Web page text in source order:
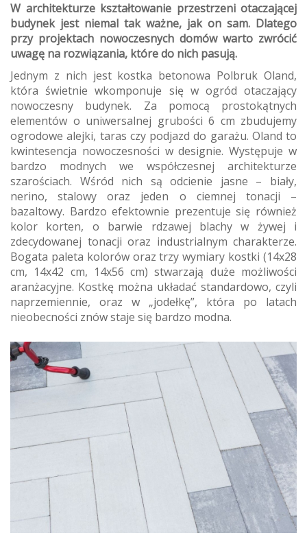
W architekturze kształtowanie przestrzeni otaczającej
budynek jest niemal tak ważne, jak on sam. Dlatego
przy projektach nowoczesnych domów warto zwrócić
uwagę na rozwiązania, które do nich pasują.
Jednym z nich jest kostka betonowa Polbruk Oland,
która świetnie wkomponuje się w ogród otaczający
nowoczesny budynek. Za pomocą prostokątnych
elementów o uniwersalnej grubości 6 cm zbudujemy
ogrodowe alejki, taras czy podjazd do garażu. Oland to
kwintesencja nowoczesności w designie. Występuje w
bardzo modnych we współczesnej architekturze
szarościach. Wśród nich są odcienie jasne – biały,
nerino, stalowy oraz jeden o ciemnej tonacji –
bazaltowy. Bardzo efektownie prezentuje się również
kolor korten, o barwie rdzawej blachy w żywej i
zdecydowanej tonacji oraz industrialnym charakterze.
Bogata paleta kolorów oraz trzy wymiary kostki (14x28
cm, 14x42 cm, 14x56 cm) stwarzają duże możliwości
aranżacyjne. Kostkę można układać standardowo, czyli
naprzemiennie, oraz w „jodełkę”, która po latach
nieobecności znów staje się bardzo modna.